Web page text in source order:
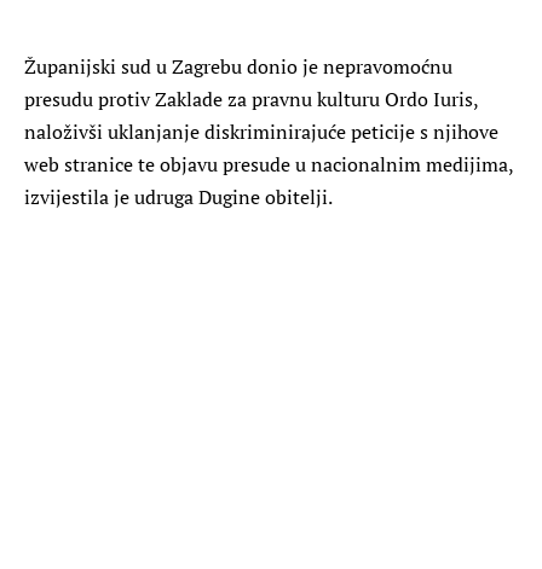
Županijski sud u Zagrebu donio je nepravomoćnu
presudu protiv Zaklade za pravnu kulturu Ordo Iuris,
naloživši uklanjanje diskriminirajuće peticije s njihove
web stranice te objavu presude u nacionalnim medijima,
izvijestila je udruga Dugine obitelji.